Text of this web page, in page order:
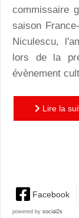
commissaire
saison
Niculescu,
lors de la
évènement
Lire la
Facebook
powered by social2s